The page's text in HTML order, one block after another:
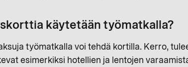
käytetään työmatkalla?
työmatkalla voi tehdä kortilla. Kerro,
esimerkiksi hotellien ja lentojen